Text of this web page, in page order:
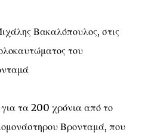
Βακαλόπουλος, στις
του
για τα 200 χρόνια από το
Βρονταμά, που